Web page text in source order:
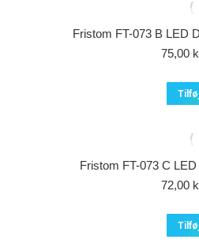
Fristom FT-073 B LED
75,00
Fristom FT-073 C
72,00